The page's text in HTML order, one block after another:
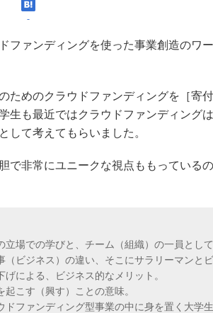
-
ファンディングを使った事業創造のワ
ためのクラウドファンディングを［寄
生も最近ではクラウドファンディング
して考えてもらいました。
で非常にユニークな視点ももっている
立場での学びと、チーム（組織）の一員として
（ビジネス）の違い、そこにサラリーマンと
げによる、ビジネス的なメリット。
起こす（興す）ことの意味。
ドファンディング型事業の中に身を置く大学生